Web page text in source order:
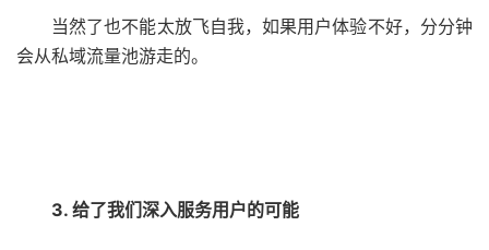
当然了也不能太放飞自我，如果用户体验不好，分分钟
会从私域流量池游走的。
3. 给了我们深入服务用户的可能